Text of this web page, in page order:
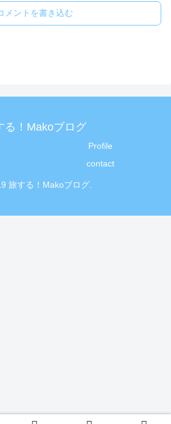
メントを書き込む
る！Makoブログ
Profile
contact
旅する！Makoブログ.